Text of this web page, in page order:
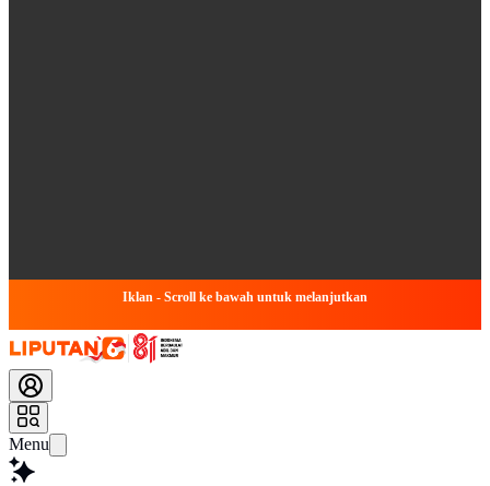
Iklan - Scroll ke bawah untuk melanjutkan
Menu